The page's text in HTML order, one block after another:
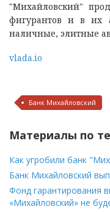
"Михайловский"
фигурантов и в их
наличные, элитные
vlada.io
Банк Михайловский
Материалы по
Как угробили банк
Банк Михайловский
Фонд гарантирования
«Михайловский» не